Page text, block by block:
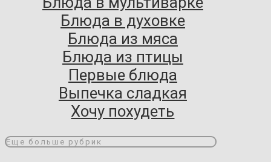
Блюда в духовке
Блюда из мяса
Блюда из птицы
Первые блюда
Выпечка сладкая
Хочу похудеть
Еще больше рубрик